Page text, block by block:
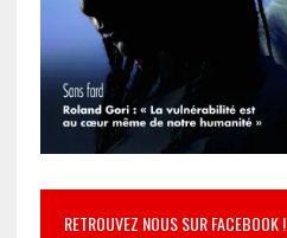
RETROUVEZ NOUS SUR FACEBOOK !